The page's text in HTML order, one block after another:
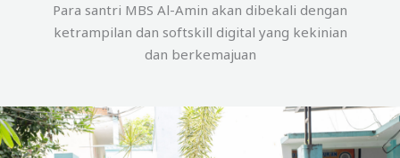
Para santri MBS Al-Amin akan dibekali dengan
ketrampilan dan softskill digital yang kekinian
dan berkemajuan